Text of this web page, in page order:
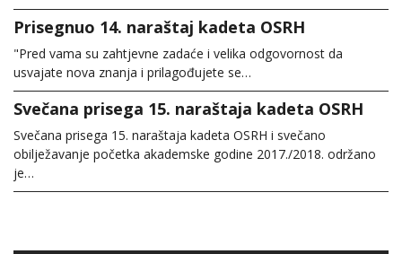
Prisegnuo 14. naraštaj kadeta OSRH
"Pred vama su zahtjevne zadaće i velika odgovornost da
usvajate nova znanja i prilagođujete se…
Svečana prisega 15. naraštaja kadeta OSRH
Svečana prisega 15. naraštaja kadeta OSRH i svečano
obilježavanje početka akademske godine 2017./2018. održano
je…